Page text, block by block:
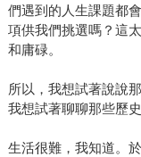
們遇到的人生課題都
項供我們挑選嗎？這
和庸碌。
所以，我想試著說說
我想試著聊聊那些歷
生活很難，我知道。